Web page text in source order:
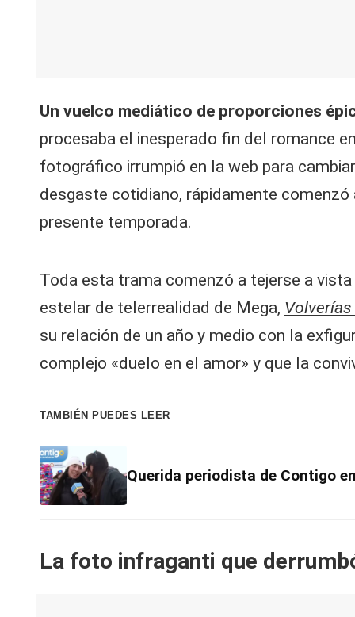
e
d
e
s |
a
C
V
C
Un vuelco mediático de proporciones
procesaba el inesperado fin del romance
fotográfico irrumpió en la web para
desgaste cotidiano, rápidamente
presente temporada.
Toda esta trama comenzó a tejerse a
estelar de telerrealidad de Mega,
su relación de un año y medio con la
complejo «duelo en el amor» y que la
TAMBIÉN PUEDES LEER
Querida periodista de Contigo
La foto infraganti que